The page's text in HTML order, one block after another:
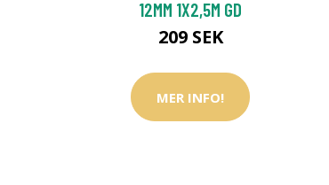
12MM 1X2,5M GD
209 SEK
MER INFO!